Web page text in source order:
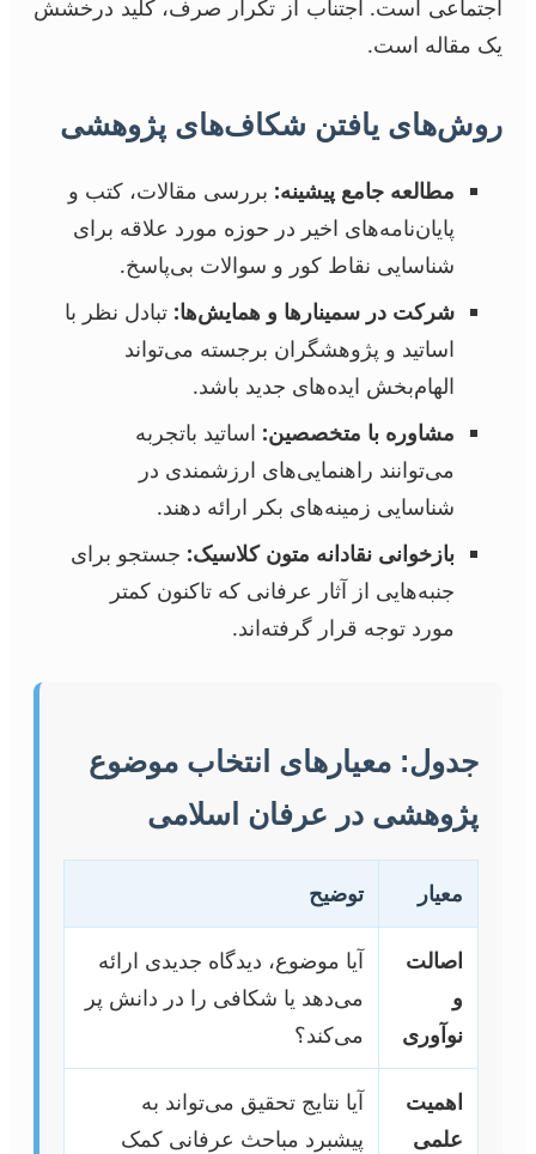
اجتماعی است. اجتناب از تکرار صرف، کلید درخشش
یک مقاله است.
روش‌های یافتن شکاف‌های پژوهشی
مطالعه جامع پیشینه: بررسی مقالات، کتب و
پایان‌نامه‌های اخیر در حوزه مورد علاقه برای
شناسایی نقاط کور و سوالات بی‌پاسخ.
شرکت در سمینارها و همایش‌ها: تبادل نظر با
اساتید و پژوهشگران برجسته می‌تواند
الهام‌بخش ایده‌های جدید باشد.
مشاوره با متخصصین: اساتید باتجربه
می‌توانند راهنمایی‌های ارزشمندی در
شناسایی زمینه‌های بکر ارائه دهند.
بازخوانی نقادانه متون کلاسیک: جستجو برای
جنبه‌هایی از آثار عرفانی که تاکنون کمتر
مورد توجه قرار گرفته‌اند.
جدول: معیارهای انتخاب موضوع
پژوهشی در عرفان اسلامی
معیار توضیح
اصالت
و
نوآوری
آیا موضوع، دیدگاه جدیدی ارائه
می‌دهد یا شکافی را در دانش پر
می‌کند؟
اهمیت
علمی
آیا نتایج تحقیق می‌تواند به
پیشبرد مباحث عرفانی کمک